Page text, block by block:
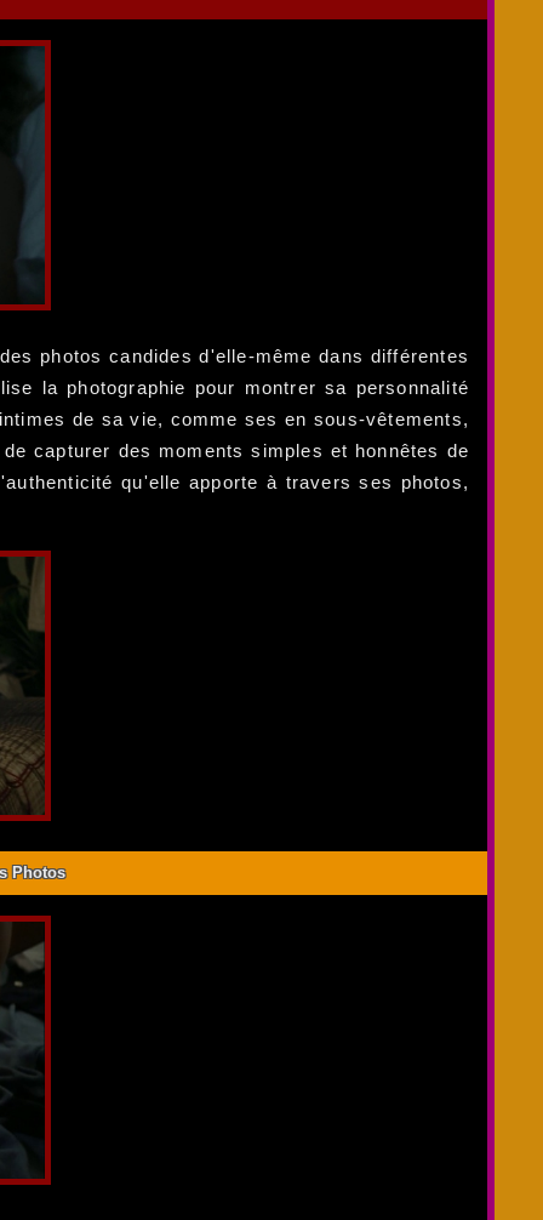
photos candides d'elle-même dans différentes
la photographie pour montrer sa personnalité
de sa vie, comme ses en sous-vêtements,
capturer des moments simples et honnêtes de
qu'elle apporte à travers ses photos,
Photos